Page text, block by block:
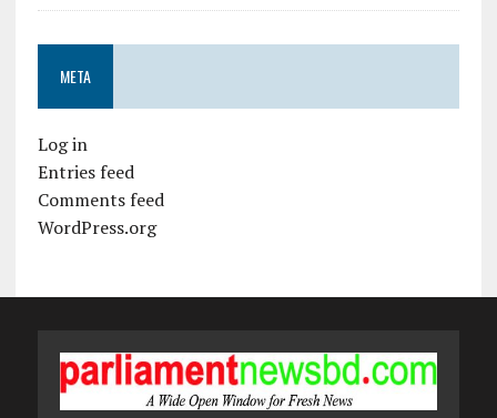
META
Log in
Entries feed
Comments feed
WordPress.org